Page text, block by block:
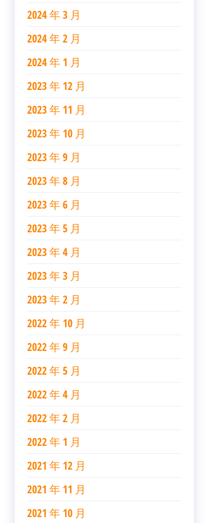
2024 年 3 月
2024 年 2 月
2024 年 1 月
2023 年 12 月
2023 年 11 月
2023 年 10 月
2023 年 9 月
2023 年 8 月
2023 年 6 月
2023 年 5 月
2023 年 4 月
2023 年 3 月
2023 年 2 月
2022 年 10 月
2022 年 9 月
2022 年 5 月
2022 年 4 月
2022 年 2 月
2022 年 1 月
2021 年 12 月
2021 年 11 月
2021 年 10 月